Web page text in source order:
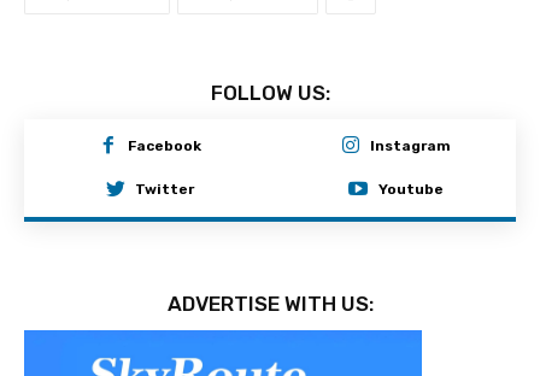
FOLLOW US:
Facebook Instagram
Twitter Youtube
ADVERTISE WITH US: